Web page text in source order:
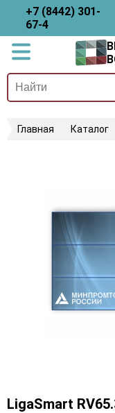
+7 (8442) 301-
67-4
Главная Каталог
LigaSmart